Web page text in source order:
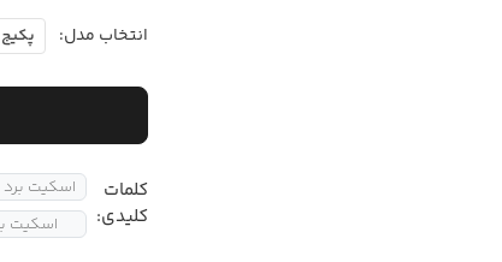
انتخاب مدل:
کلمات
کلیدی:
اسکیت برد
اسکیت